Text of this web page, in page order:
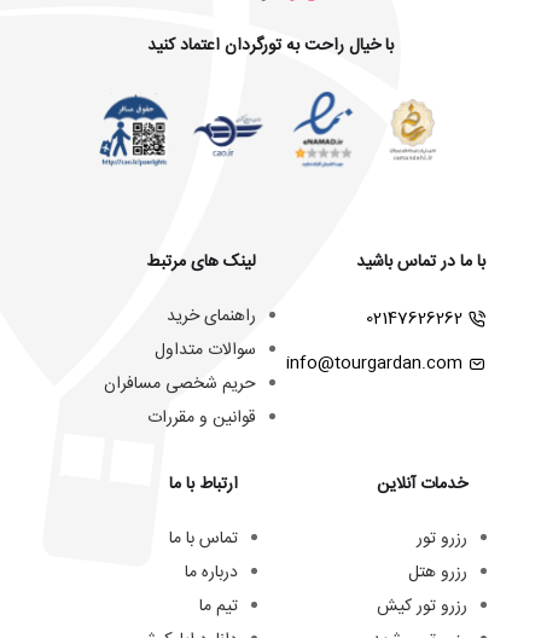
با خیال راحت به تورگردان اعتماد کنید
با ما در تماس باشید
02147626262
info@tourgardan.com
خدمات آنلاین
رزرو تور
رزرو هتل
رزرو تور کیش
لینک های مرتبط
راهنمای خرید
سوالات متداول
حریم شخصی مسافران
قوانین و مقررات
ارتباط با ما
تماس با ما
درباره ما
تیم ما